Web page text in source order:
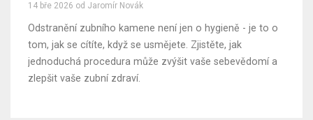
14 bře 2026 od Jaromír Novák
Odstranění zubního kamene není jen o hygieně - je to o
tom, jak se cítíte, když se usmějete. Zjistěte, jak
jednoduchá procedura může zvýšit vaše sebevědomí a
zlepšit vaše zubní zdraví.